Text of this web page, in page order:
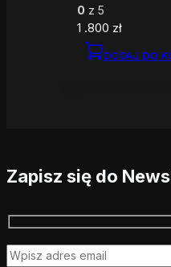
0 z 5
1 .800 zł
DODAJ DO
Zapisz się do